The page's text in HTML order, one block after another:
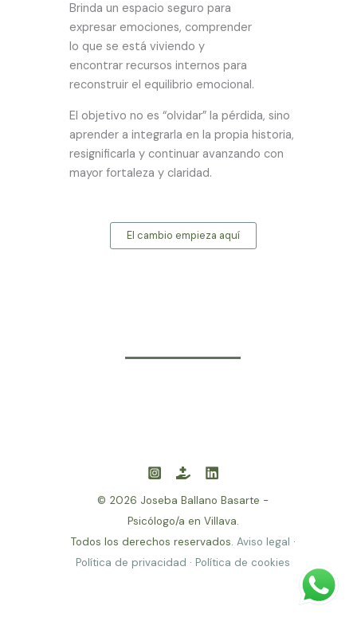
Brinda un espacio seguro para
expresar emociones, comprender
lo que se está viviendo y
encontrar recursos internos para
reconstruir el equilibrio emocional.
El objetivo no es “olvidar” la pérdida, sino
aprender a integrarla en la propia historia,
resignificarla y continuar avanzando con
mayor fortaleza y claridad.
El cambio empieza aquí
© 2026 Joseba Ballano Basarte -
Psicólogo/a en Villava.
Todos los derechos reservados. Aviso legal ·
Política de privacidad · Política de cookies